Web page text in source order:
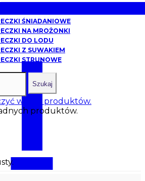
I
ŚNIADANIOWE
NA MROŻONKI
DO LODU
Z SUWAKIEM
STRUNOWE
Szukaj
więcej produktów.
produktów.